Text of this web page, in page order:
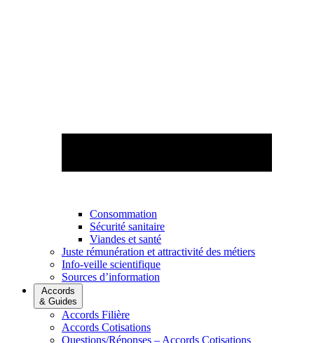
Consommation
Sécurité sanitaire
Viandes et santé
Juste rémunération et attractivité des métiers
Info-veille scientifique
Sources d’information
Accords
& Guides
Accords Filière
Accords Cotisations
Questions/Réponses – Accords Cotisations